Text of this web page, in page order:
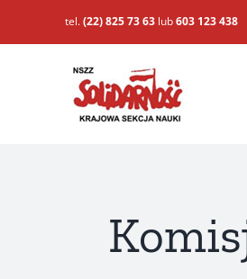
tel.(22) 825 73 63 lub603 123 438